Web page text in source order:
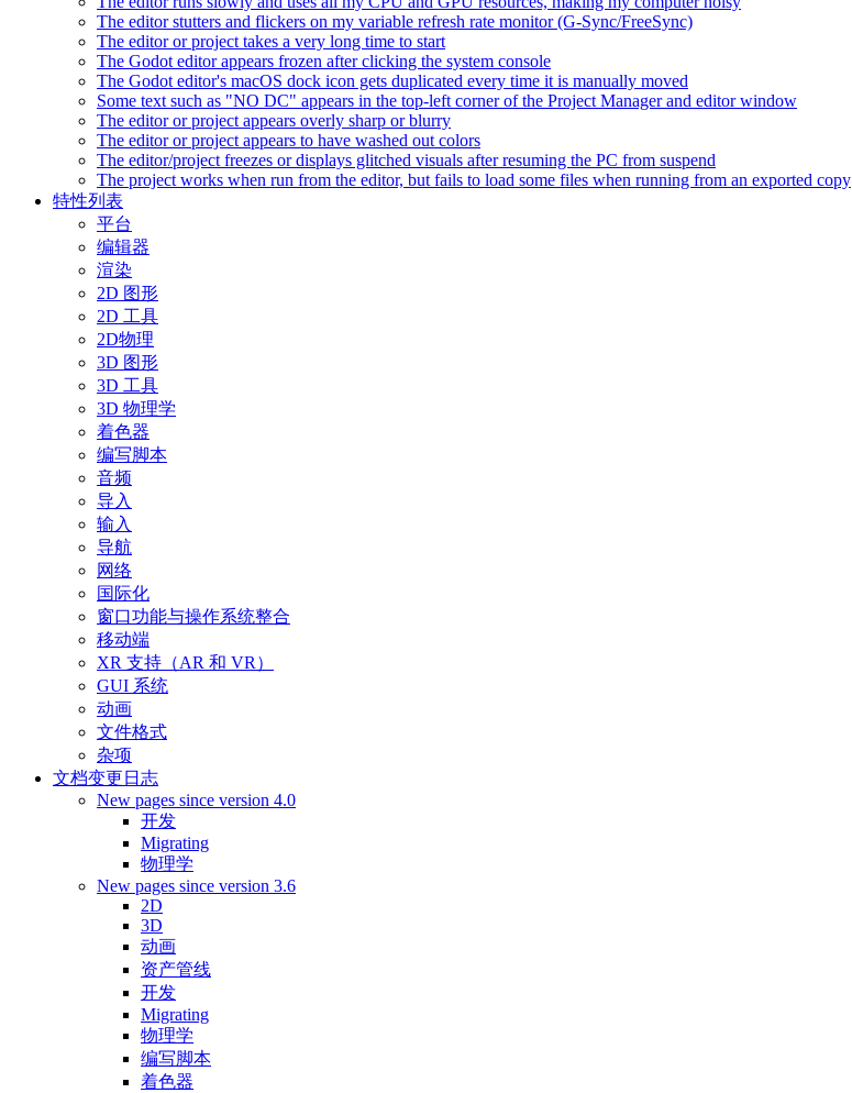
The editor stutters and flickers on my variable refresh rate monitor (G-Sync/FreeSync)
The editor or project takes a very long time to start
The Godot editor appears frozen after clicking the system console
The Godot editor's macOS dock icon gets duplicated every time it is manually moved
Some text such as "NO DC" appears in the top-left corner of the Project Manager and editor window
The editor or project appears overly sharp or blurry
The editor or project appears to have washed out colors
The editor/project freezes or displays glitched visuals after resuming the PC from suspend
The project works when run from the editor, but fails to load some files when running from an exported copy
特性列表
平台
编辑器
渲染
2D 图形
2D 工具
2D物理
3D 图形
3D 工具
3D 物理学
着色器
编写脚本
音频
导入
输入
导航
网络
国际化
窗口功能与操作系统整合
移动端
XR 支持（AR 和 VR）
GUI 系统
动画
文件格式
杂项
文档变更日志
New pages since version 4.0
开发
Migrating
物理学
New pages since version 3.6
2D
3D
动画
资产管线
开发
Migrating
物理学
编写脚本
着色器